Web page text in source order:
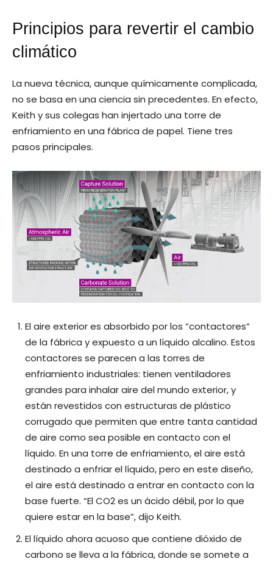
Principios para revertir el cambio
climático
La nueva técnica, aunque químicamente complicada,
no se basa en una ciencia sin precedentes. En efecto,
Keith y sus colegas han injertado una torre de
enfriamiento en una fábrica de papel. Tiene tres
pasos principales.
El aire exterior es absorbido por los “contactores”
de la fábrica y expuesto a un líquido alcalino. Estos
contactores se parecen a las torres de
enfriamiento industriales: tienen ventiladores
grandes para inhalar aire del mundo exterior, y
están revestidos con estructuras de plástico
corrugado que permiten que entre tanta cantidad
de aire como sea posible en contacto con el
líquido. En una torre de enfriamiento, el aire está
destinado a enfriar el líquido, pero en este diseño,
el aire está destinado a entrar en contacto con la
base fuerte. “El CO2 es un ácido débil, por lo que
quiere estar en la base”, dijo Keith.
El líquido ahora acuoso que contiene dióxido de
carbono se lleva a la fábrica, donde se somete a